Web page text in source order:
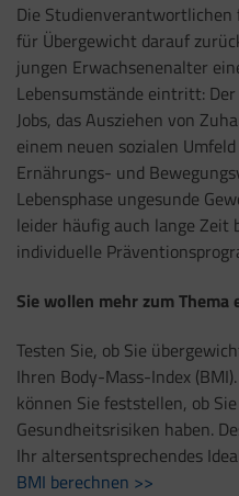
Die
für Übergewicht darauf
jungen Erwachsenenalter
Lebensumstände eintritt:
Jobs, das Ausziehen von
einem neuen sozialen
Ernährungs- und
Lebensphase ungesunde
leider häufig auch lange
individuelle
Sie wollen mehr zum Thema
Testen Sie, ob Sie
Ihren Body-Mass-Index
können Sie feststellen, ob
Gesundheitsrisiken haben.
Ihr altersentsprechendes
BMI berechnen >>